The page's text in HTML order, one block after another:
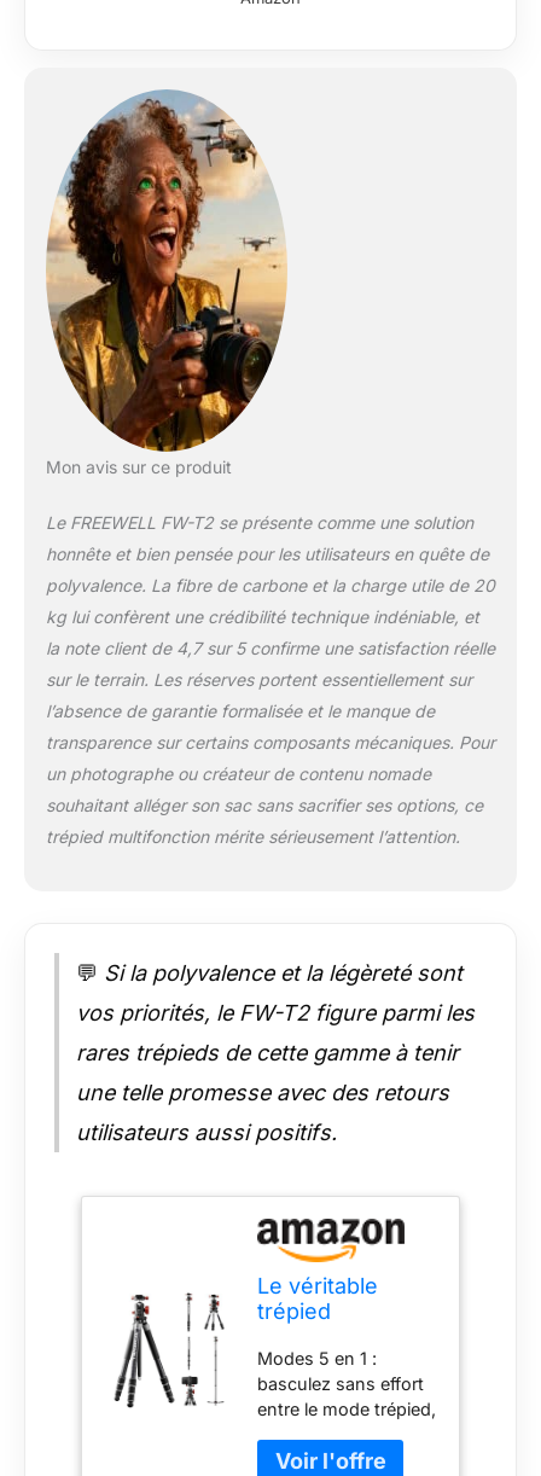
pinces rétractables
qui convertissent le
support de trépied en
support de
smartphone.
surfaces : stabilisez
votre trépied à des
angles de 22°, 55° ou
85° pour des prises
vue macro et bas-
angle
époustouflantes avec
la colonne centrale
inversée. Hauteur
flexible : ajustez votre
trépied de 175 mm à
1570 mm pour une
flexibilité de prise de
vue inégalée.
Mon avis sur ce produit
Le FREEWELL FW-T2 se présente comme une solution
honnête et bien pensée pour les utilisateurs en quête de
polyvalence. La fibre de carbone et la charge utile de 20
kg lui confèrent une crédibilité technique indéniable, et
la note client de 4,7 sur 5 confirme une satisfaction réelle
sur le terrain. Les réserves portent essentiellement sur
l’absence de garantie formalisée et le manque de
transparence sur certains composants mécaniques. Pour
un photographe ou créateur de contenu nomade
souhaitant alléger son sac sans sacrifier ses options, ce
trépied multifonction mérite sérieusement l’attention.
💬 Si la polyvalence et la légèreté sont
vos priorités, le FW-T2 figure parmi les
rares trépieds de cette gamme à tenir
une telle promesse avec des retours
utilisateurs aussi positifs.
Le véritable
trépied
en 1 -Charge
utile jusqu'à 20
kg
Modes 5 en 1 :
basculez sans effort
entre le mode trépied,
monopode 1 et 2, le